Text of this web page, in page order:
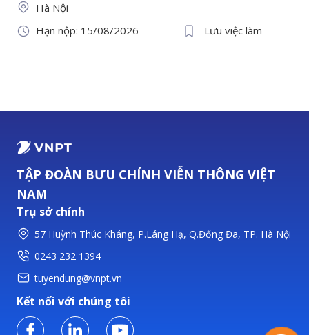
Hà Nội
Hạn nộp: 15/08/2026
Lưu việc làm
TẬP ĐOÀN BƯU CHÍNH VIỄN THÔNG VIỆT
NAM
Trụ sở chính
57 Huỳnh Thúc Kháng, P.Láng Hạ, Q.Đống Đa, TP. Hà Nội
0243 232 1394
tuyendung@vnpt.vn
Kết nối với chúng tôi